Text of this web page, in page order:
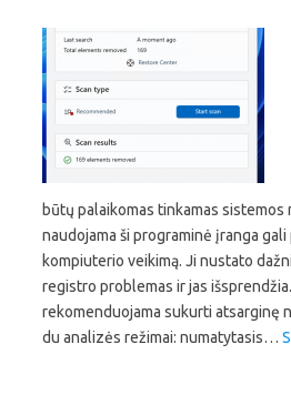
būtų palaikomas tinkamas sistemos
naudojama ši programinė įranga
kompiuterio veikimą. Ji nustato
registro problemas ir jas
rekomenduojama sukurti atsarginę
du analizės režimai: numatytasis…